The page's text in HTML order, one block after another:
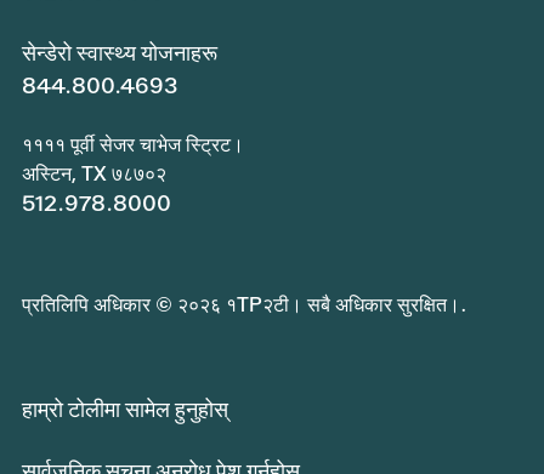
सेन्डेरो स्वास्थ्य योजनाहरू
844.800.4693
११११ पूर्वी सेजर चाभेज स्ट्रिट।
अस्टिन, TX ७८७०२
512.978.8000
प्रतिलिपि अधिकार © २०२६ १TP२टी। सबै अधिकार सुरक्षित।.
हाम्रो टोलीमा सामेल हुनुहोस्